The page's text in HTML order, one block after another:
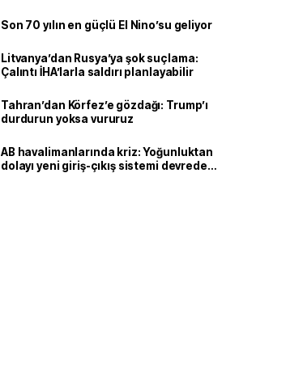
Son 70 yılın en güçlü El Nino’su geliyor
Litvanya’dan Rusya’ya şok suçlama:
Çalıntı İHA’larla saldırı planlayabilir
Tahran’dan Körfez’e gözdağı: Trump’ı
durdurun yoksa vururuz
AB havalimanlarında kriz: Yoğunluktan
dolayı yeni giriş-çıkış sistemi devreden